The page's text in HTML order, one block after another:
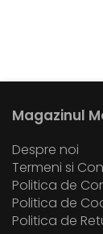
Magazinul
Despre noi
Termeni si
Politica de
Politica de
Politica de